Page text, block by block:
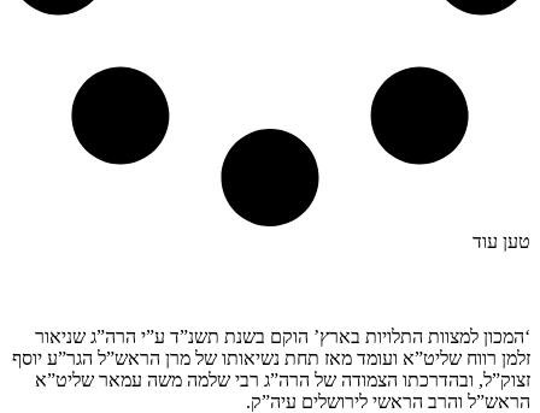
טען עוד
‘המכון למצוות התלויות בארץ’ הוקם בשנת תשנ”ד ע”י הרה”ג שניאור
זלמן רווח שליט”א ועומד מאז תחת נשיאותו של מרן הראש”ל הגר”ע יוסף
זצוק”ל, ובהדרכתו הצמודה של הרה”ג רבי שלמה משה עמאר שליט”א
הראש”ל והרב הראשי לירושלים עיה”ק.